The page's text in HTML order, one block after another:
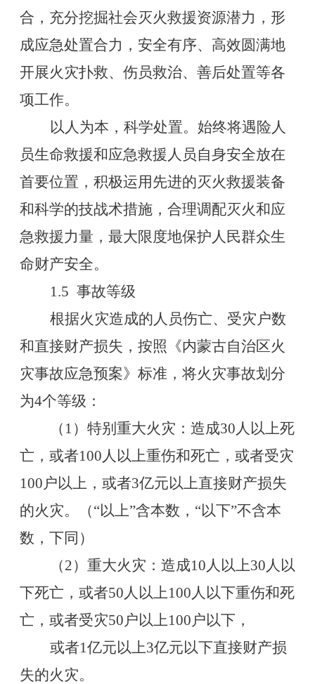
合，充分挖掘社会灭火救援资源潜力，形
成应急处置合力，安全有序、高效圆满地
开展火灾扑救、伤员救治、善后处置等各
项工作。
以人为本，科学处置。始终将遇险人
员生命救援和应急救援人员自身安全放在
首要位置，积极运用先进的灭火救援装备
和科学的技战术措施，合理调配灭火和应
急救援力量，最大限度地保护人民群众生
命财产安全。
1.5 事故等级
根据火灾造成的人员伤亡、受灾户数
和直接财产损失，按照《内蒙古自治区火
灾事故应急预案》标准，将火灾事故划分
为4个等级：
（ 1）特别重大火灾：造成30人以上死
亡，或者100人以上重伤和死亡，或者受灾
100户以上，或者3亿元以上直接财产损失
的火灾。（“以上”含本数， “以下”不含本
数，下同）
（2）重大火灾：造成10人以上30人以
下死亡，或者50人以上100人以下重伤和死
亡，或者受灾50户以上100户以下，
或者1亿元以上3亿元以下直接财产损
失的火灾。